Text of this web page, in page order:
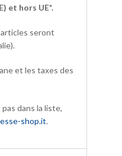
et hors UE*.
articles seront
et les taxes des
dans la liste,
shop.it.